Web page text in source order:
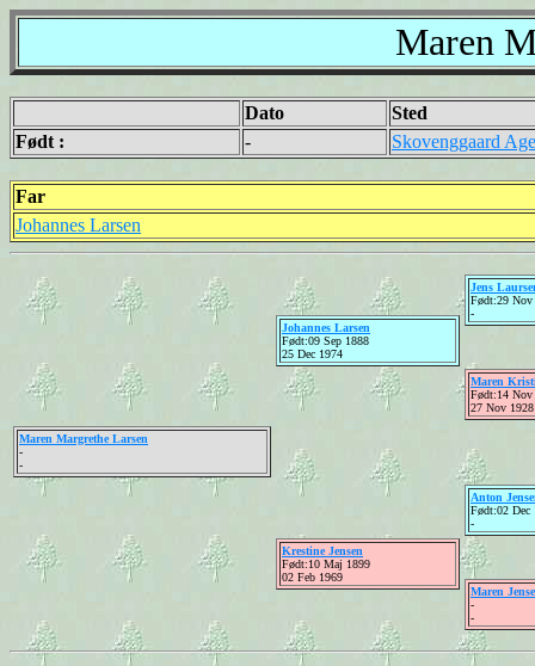
Maren
Dato
Sted
Født :
- Skovenggaard
Far
Johannes Larsen
Maren Margrethe Larsen
-
-
Johannes Larsen
Født:09 Sep 1888
25 Dec 1974
Krestine Jensen
Født:10 Maj 1899
02 Feb 1969
Jens
Født:29 Nov
-
Maren
Født:14 Nov
27 Nov 1928
Anton
Født:02 Dec
-
Maren
-
-